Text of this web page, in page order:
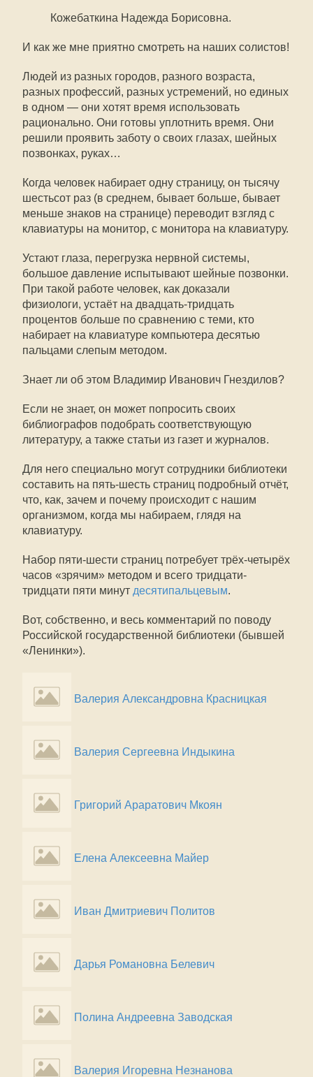
Кожебаткина Надежда Борисовна.
И как же мне приятно смотреть на наших солистов!
Людей из разных городов, разного возраста,
разных профессий, разных устремений, но единых
в одном — они хотят время использовать
рационально. Они готовы уплотнить время. Они
решили проявить заботу о своих глазах, шейных
позвонках, руках…
Когда человек набирает одну страницу, он тысячу
шестьсот раз (в среднем, бывает больше, бывает
меньше знаков на странице) переводит взгляд с
клавиатуры на монитор, с монитора на клавиатуру.
Устают глаза, перегрузка нервной системы,
большое давление испытывают шейные позвонки.
При такой работе человек, как доказали
физиологи, устаёт на двадцать-тридцать
процентов больше по сравнению с теми, кто
набирает на клавиатуре компьютера десятью
пальцами слепым методом.
Знает ли об этом Владимир Иванович Гнездилов?
Если не знает, он может попросить своих
библиографов подобрать соответствующую
литературу, а также статьи из газет и журналов.
Для него специально могут сотрудники библиотеки
составить на пять-шесть страниц подробный отчёт,
что, как, зачем и почему происходит с нашим
организмом, когда мы набираем, глядя на
клавиатуру.
Набор пяти-шести страниц потребует трёх-четырёх
часов «зрячим» методом и всего тридцати-
тридцати пяти минут десятипальцевым.
Вот, собственно, и весь комментарий по поводу
Российской государственной библиотеки (бывшей
«Ленинки»).
Валерия Александровна Красницкая
Валерия Сергеевна Индыкина
Григорий Араратович Мкоян
Елена Алексеевна Майер
Иван Дмитриевич Политов
Дарья Романовна Белевич
Полина Андреевна Заводская
Валерия Игоревна Незнанова